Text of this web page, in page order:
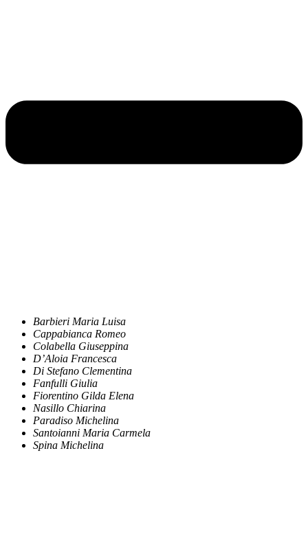
Barbieri Maria Luisa
Cappabianca Romeo
Colabella Giuseppina
D’Aloia Francesca
Di Stefano Clementina
Fanfulli Giulia
Fiorentino Gilda Elena
Nasillo Chiarina
Paradiso Michelina
Santoianni Maria Carmela
Spina Michelina